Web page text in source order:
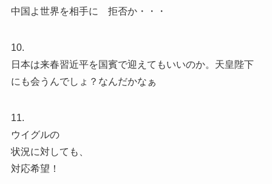
中国よ世界を相手に 拒否か・・・
10.
日本は来春習近平を国賓で迎えてもいいのか。天皇陛下
にも会うんでしょ？なんだかなぁ
11.
ウイグルの
状況に対しても、
対応希望！